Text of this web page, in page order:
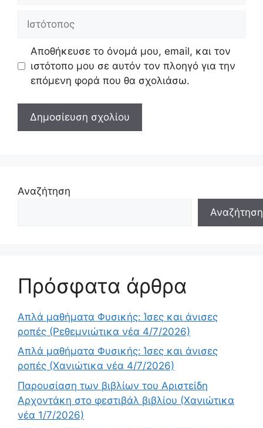
Ιστότοπος
Αποθήκευσε το όνομά μου, email, και τον
ιστότοπο μου σε αυτόν τον πλοηγό για την
επόμενη φορά που θα σχολιάσω.
Αναζήτηση
Αναζήτηση
Πρόσφατα άρθρα
Απλά μαθήματα Φυσικής: Ίσες και άνισες
ροπές (Ρεθεμνιώτικα νέα 4/7/2026)
Απλά μαθήματα Φυσικής: Ίσες και άνισες
ροπές (Χανιώτικα νέα 4/7/2026)
Παρουσίαση των βιβλίων του Αριστείδη
Αρχοντάκη στο φεστιβάλ βιβλίου (Χανιώτικα
νέα 1/7/2026)